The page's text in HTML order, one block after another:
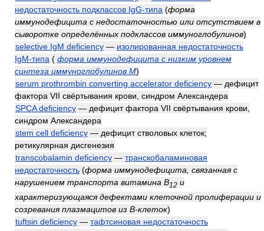
недостаточность подклассов IgG-типа (форма
иммунодефицита с недостаточностью или отсутствием в
сыворотке определённых подклассов иммуноглобулинов)
selective IgM deficiency — изолированная недостаточность
IgM-типа ( форма иммунодефицита с низким уровнем
синтеза иммуноглобулинов M)
serum prothrombin converting accelerator deficiency — дефицит
фактора VII свёртывания крови, синдром Александера
SPCA deficiency — дефицит фактора VII свёртывания крови,
синдром Александера
stem cell deficiency — дефицит стволовых клеток;
ретикулярная дисгенезия
transcobalamin deficiency — транскобаламиновая
недостаточность (форма иммунодефицита, связанная с
нарушением транспорта витамина B12 и
характеризующаяся дефектами клеточной пролиферации и
созревания плазмацитов из B-клеток)
tuftsin deficiency — тафтсиновая недостаточность